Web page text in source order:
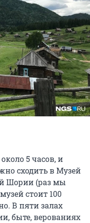
5 часов, и
сходить в Музей
Шории (раз мы
стоит 100
В пяти залах
быте, верованиях